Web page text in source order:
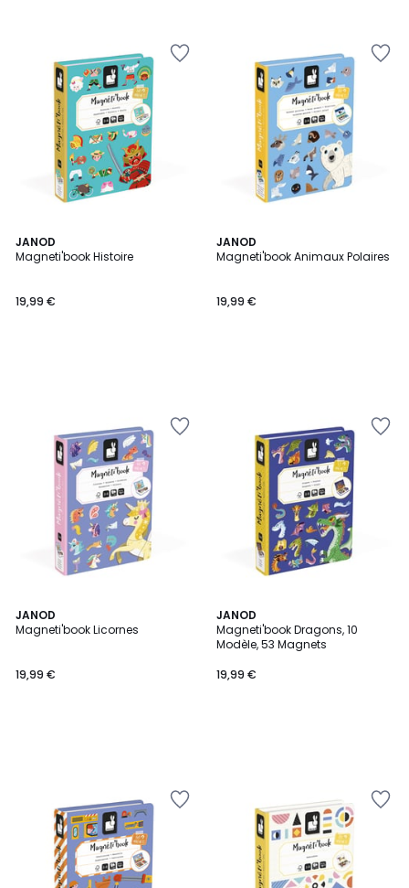
JANOD
Magneti'book Histoire
19,99 €
JANOD
Magneti'book Animaux Polaires
19,99 €
JANOD
Magneti'book Licornes
19,99 €
JANOD
Magneti'book Dragons, 10
Modèle, 53 Magnets
19,99 €